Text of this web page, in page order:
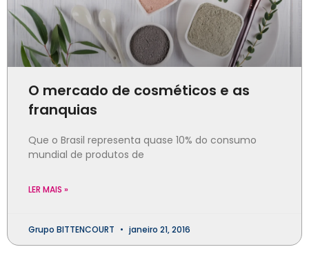
O mercado de cosméticos e as
franquias
Que o Brasil representa quase 10% do consumo
mundial de produtos de
LER MAIS »
Grupo BITTENCOURT janeiro 21, 2016